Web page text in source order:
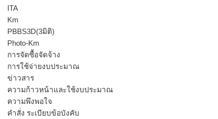
ITA
Km
PBBS3D(3มิติ)
Photo-Km
การจัดซื้อจัดจ้าง
การใช้จ่ายงบประมาณ
ข่าวสาร
ความก้าวหน้าและใช้งบประมาณ
ความพึงพอใจ
คำสั่ง ระเบียบข้อบังคับ